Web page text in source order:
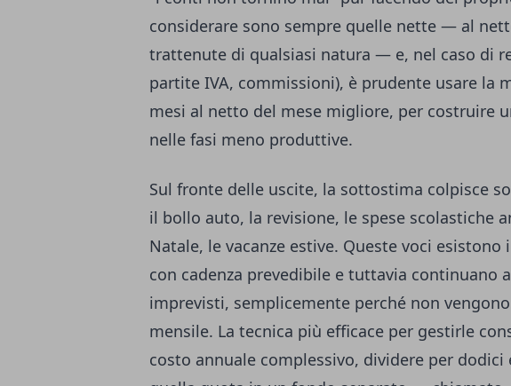
considerare sono sempre quelle nette — al
trattenute di qualsiasi natura — e, nel caso di
partite IVA, commissioni), è prudente usare la
mesi al netto del mese migliore, per costruire
nelle fasi meno produttive.
Sul fronte delle uscite, la sottostima colpisce
il bollo auto, la revisione, le spese scolastiche
Natale, le vacanze estive. Queste voci
con cadenza prevedibile e tuttavia continuano
imprevisti, semplicemente perché non
mensile. La tecnica più efficace per gestirle
costo annuale complessivo, dividere per dodici